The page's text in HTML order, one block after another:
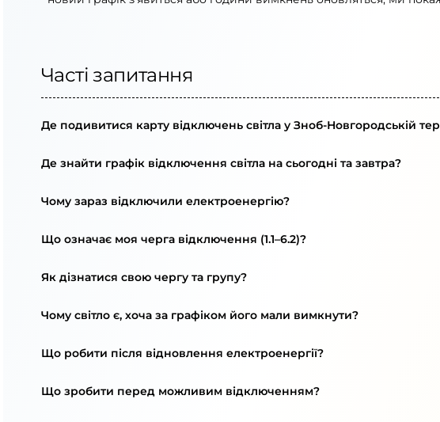
Часті запитання
Де подивитися карту відключень світла у Зноб-Новгородській
Де знайти графік відключення світла на сьогодні та завтра?
Чому зараз відключили електроенергію?
Що означає моя черга відключення (1.1–6.2)?
Як дізнатися свою чергу та групу?
Чому світло є, хоча за графіком його мали вимкнути?
Що робити після відновлення електроенергії?
Що зробити перед можливим відключенням?